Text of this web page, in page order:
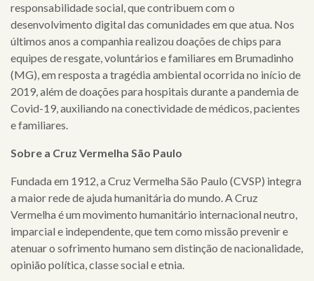
responsabilidade social, que contribuem com o
desenvolvimento digital das comunidades em que atua. Nos
últimos anos a companhia realizou doações de chips para
equipes de resgate, voluntários e familiares em Brumadinho
(MG), em resposta a tragédia ambiental ocorrida no início de
2019, além de doações para hospitais durante a pandemia de
Covid-19, auxiliando na conectividade de médicos, pacientes
e familiares.
Sobre a Cruz Vermelha São Paulo
Fundada em 1912, a Cruz Vermelha São Paulo (CVSP) integra
a maior rede de ajuda humanitária do mundo. A Cruz
Vermelha é um movimento humanitário internacional neutro,
imparcial e independente, que tem como missão prevenir e
atenuar o sofrimento humano sem distinção de nacionalidade,
opinião política, classe social e etnia.